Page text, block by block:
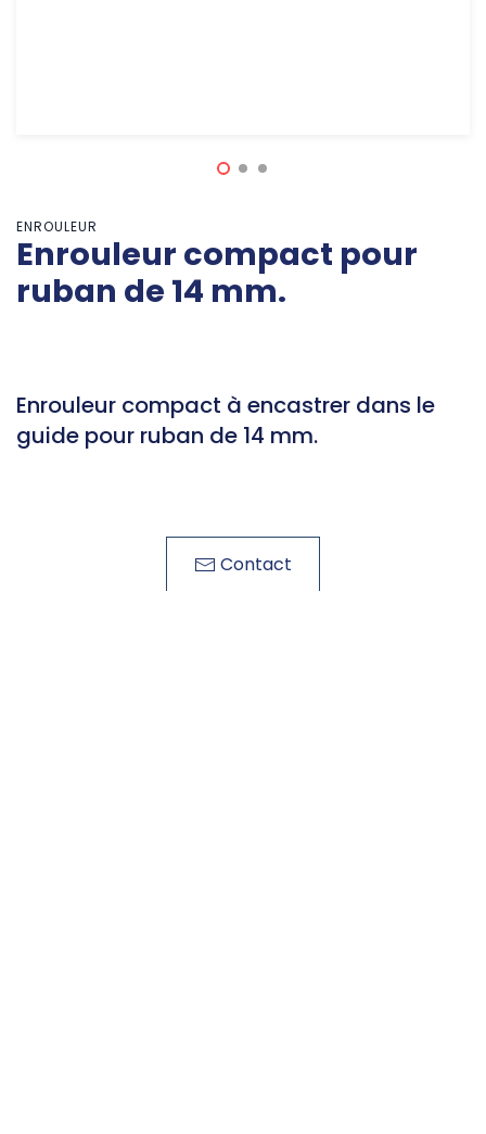
ENROULEUR
Enrouleur compact pour
ruban de 14 mm.
Enrouleur compact à encastrer dans le
guide pour ruban de 14 mm.
Contact